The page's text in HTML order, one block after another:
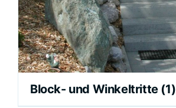
Block- und Winkeltritte (1)